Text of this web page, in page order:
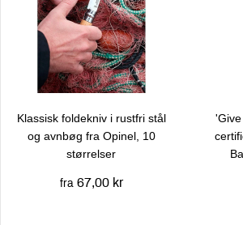
Klassisk foldekniv i rustfri stål
og avnbøg fra Opinel, 10
størrelser
fra 67,00 kr